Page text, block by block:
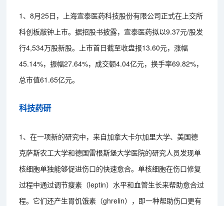
1、8月25日，上海宣泰医药科技股份有限公司正式在上交所
科创板敲钟上市。据招股书披露，宣泰医药拟以9.37元/股发
行4,534万股新股。上市首日截至收盘报13.60元，涨幅
45.14%，振幅27.64%，成交额4.04亿元，换手率69.82%，
总市值61.65亿元。
科技药研
1、在一项新的研究中，来自加拿大卡尔加里大学、美国德
克萨斯农工大学和德国雷根斯堡大学医院的研究人员发现单
核细胞单独能够促进伤口的快速愈合。单核细胞在伤口修复
过程中通过调节瘦素（leptin）水平和血管生长来帮助愈合过
程。它们还产生胃饥饿素（ghrelin），即一种帮助伤口更有